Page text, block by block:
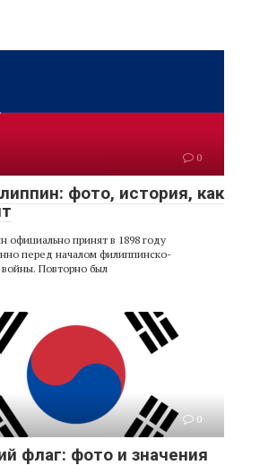
0
фото, история, как
официально принят в 1898 году
перед началом филиппинско-
Повторно был
0
флаг: фото и значения